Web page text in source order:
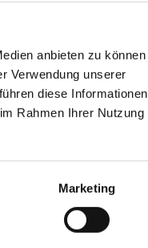
anbieten zu können
Verwendung unserer
diese Informationen
Rahmen Ihrer Nutzung
Marketing